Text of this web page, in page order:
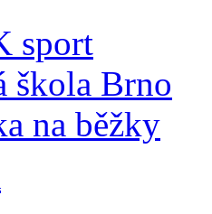
sport
škola Brno
na běžky